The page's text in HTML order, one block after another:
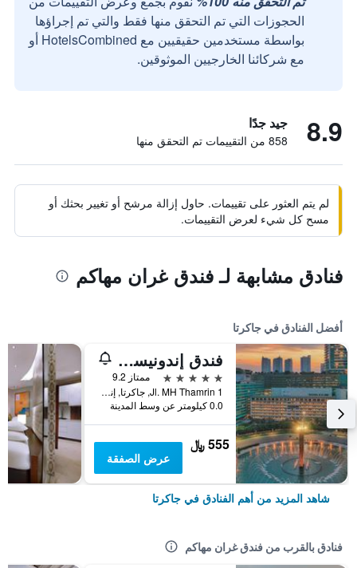
الحجوزات التي تم التحقق منها فقط والتي تم إجراؤها
بواسطة مستخدمين حقيقيين مع HotelsCombined أو
مع شركائنا الخارجيين الموثوقين.
8.9 جيد جدًا
858 من التقييمات تم التحقق منها
لم يتم العثور على تقييمات. حاول إزالة مرشح أو تغيير بحثك أو
مسح كل شيء لعرض التقييمات.
فنادق مشابهة لـ فندق غران مهاكم
أفضل الفنادق في جاكرتا
فندق إندونيسيا كمبينسكي جاكرتا
5 نجوم
ممتاز 9.2
Jl. MH Thamrin 1, جاكرتا, إندونيسيا
0.0 كيلومتر عن وسط المدينة
555 ﷼
عرض الصفقة
شاهد المزيد من أهم الفنادق في جاكرتا
فنادق بالقرب من فندق غران مهاكم